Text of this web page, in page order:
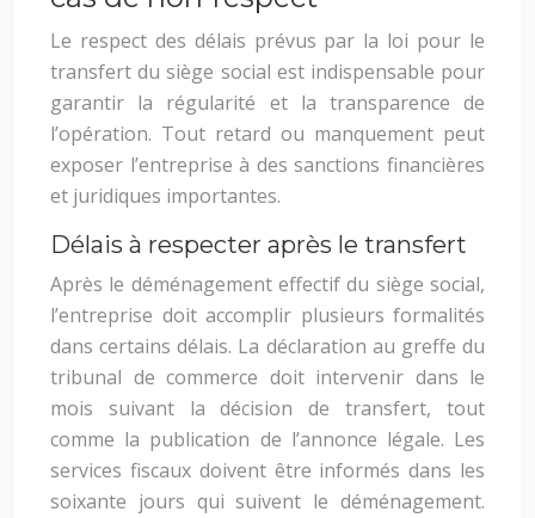
Le respect des délais prévus par la loi pour le
transfert du siège social est indispensable pour
garantir la régularité et la transparence de
l’opération. Tout retard ou manquement peut
exposer l’entreprise à des sanctions financières
et juridiques importantes.
Délais à respecter après le transfert
Après le déménagement effectif du siège social,
l’entreprise doit accomplir plusieurs formalités
dans certains délais. La déclaration au greffe du
tribunal de commerce doit intervenir dans le
mois suivant la décision de transfert, tout
comme la publication de l’annonce légale. Les
services fiscaux doivent être informés dans les
soixante jours qui suivent le déménagement.